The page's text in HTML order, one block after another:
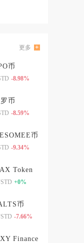
更多
币
-8.98%
币
-8.59%
币
-9.34%
Token
+0%
币
-7.66%
Finance